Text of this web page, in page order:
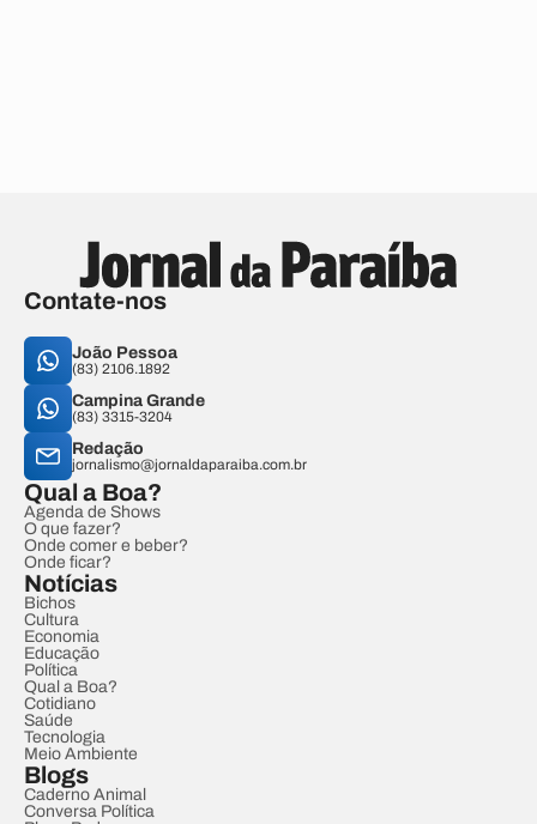
Contate-nos
João Pessoa
(83) 2106.1892
Campina Grande
(83) 3315-3204
Redação
jornalismo@jornaldaparaiba.com.br
Qual a Boa?
Agenda de Shows
O que fazer?
Onde comer e beber?
Onde ficar?
Notícias
Bichos
Cultura
Economia
Educação
Política
Qual a Boa?
Cotidiano
Saúde
Tecnologia
Meio Ambiente
Blogs
Caderno Animal
Conversa Política